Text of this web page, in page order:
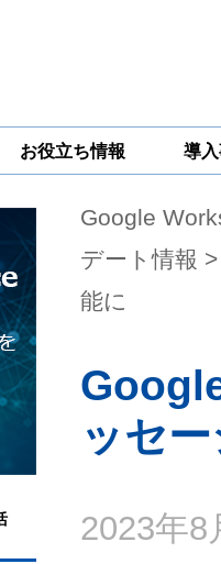
お役立ち情報
一
導
ェア
援
Google
Workspace
セキュリティ
対策サービス
Google
デート情報
能に
ッセ
2023年8